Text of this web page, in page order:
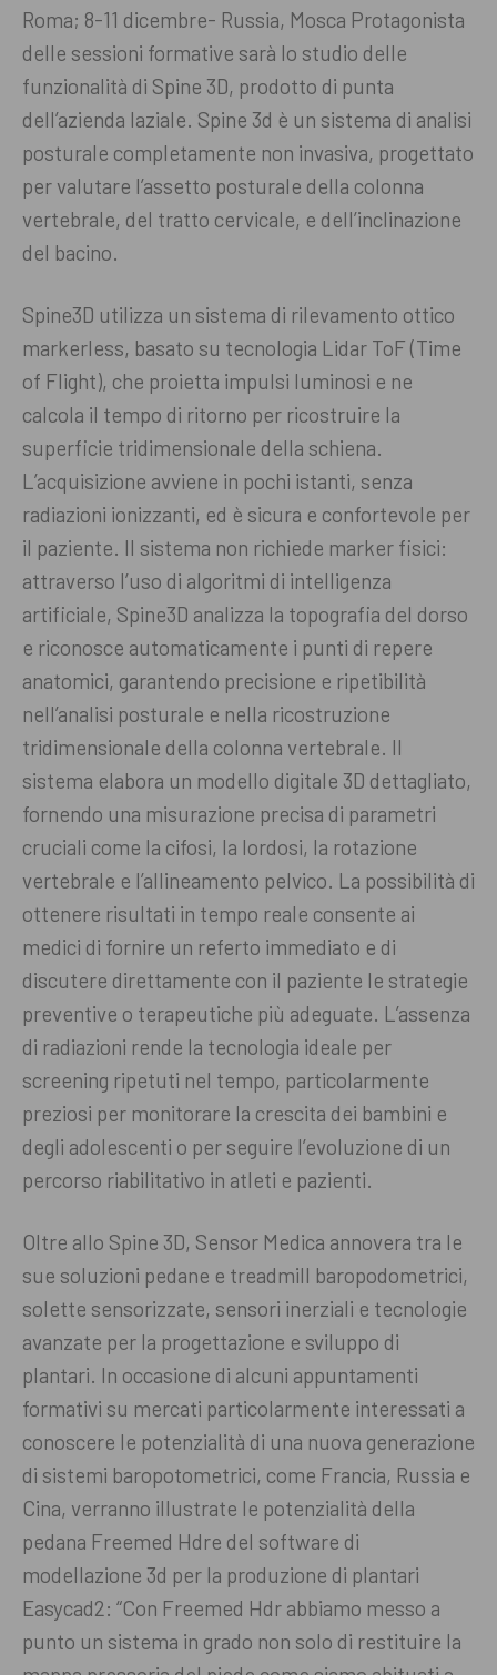
Roma; 8-11 dicembre- Russia, Mosca Protagonista
delle sessioni formative sarà lo studio delle
funzionalità di Spine 3D, prodotto di punta
dell’azienda laziale. Spine 3d è un sistema di analisi
posturale completamente non invasiva, progettato
per valutare l’assetto posturale della colonna
vertebrale, del tratto cervicale, e dell’inclinazione
del bacino.
Spine3D utilizza un sistema di rilevamento ottico
markerless, basato su tecnologia Lidar ToF (Time
of Flight), che proietta impulsi luminosi e ne
calcola il tempo di ritorno per ricostruire la
superficie tridimensionale della schiena.
L’acquisizione avviene in pochi istanti, senza
radiazioni ionizzanti, ed è sicura e confortevole per
il paziente. Il sistema non richiede marker fisici:
attraverso l’uso di algoritmi di intelligenza
artificiale, Spine3D analizza la topografia del dorso
e riconosce automaticamente i punti di repere
anatomici, garantendo precisione e ripetibilità
nell’analisi posturale e nella ricostruzione
tridimensionale della colonna vertebrale. Il
sistema elabora un modello digitale 3D dettagliato,
fornendo una misurazione precisa di parametri
cruciali come la cifosi, la lordosi, la rotazione
vertebrale e l’allineamento pelvico. La possibilità di
ottenere risultati in tempo reale consente ai
medici di fornire un referto immediato e di
discutere direttamente con il paziente le strategie
preventive o terapeutiche più adeguate. L’assenza
di radiazioni rende la tecnologia ideale per
screening ripetuti nel tempo, particolarmente
preziosi per monitorare la crescita dei bambini e
degli adolescenti o per seguire l’evoluzione di un
percorso riabilitativo in atleti e pazienti.
Oltre allo Spine 3D, Sensor Medica annovera tra le
sue soluzioni pedane e treadmill baropodometrici,
solette sensorizzate, sensori inerziali e tecnologie
avanzate per la progettazione e sviluppo di
plantari. In occasione di alcuni appuntamenti
formativi su mercati particolarmente interessati a
conoscere le potenzialità di una nuova generazione
di sistemi baropotometrici, come Francia, Russia e
Cina, verranno illustrate le potenzialità della
pedana Freemed Hdre del software di
modellazione 3d per la produzione di plantari
Easycad2: “Con Freemed Hdr abbiamo messo a
punto un sistema in grado non solo di restituire la